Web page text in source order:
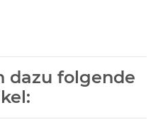
dazu folgende